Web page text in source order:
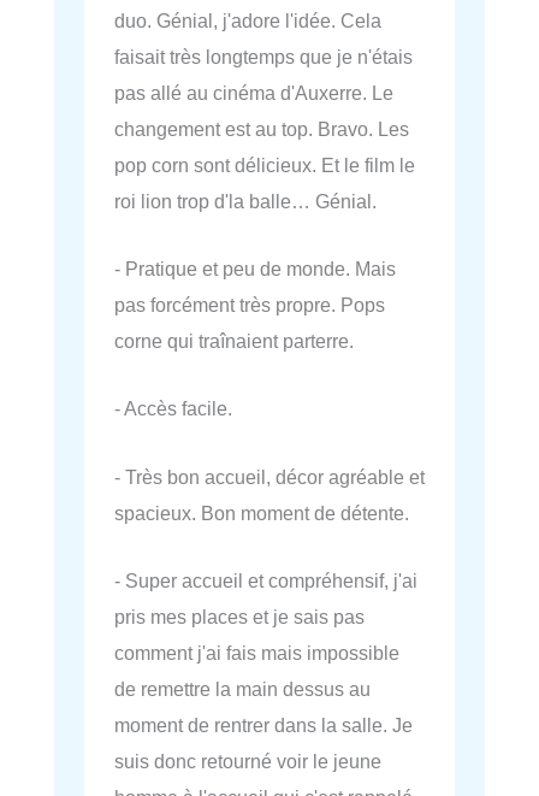
duo. Génial, j'adore l'idée. Cela
faisait très longtemps que je n'étais
pas allé au cinéma d'Auxerre. Le
changement est au top. Bravo. Les
pop corn sont délicieux. Et le film le
roi lion trop d'la balle… Génial.
- Pratique et peu de monde. Mais
pas forcément très propre. Pops
corne qui traînaient parterre.
- Accès facile.
- Très bon accueil, décor agréable et
spacieux. Bon moment de détente.
- Super accueil et compréhensif, j'ai
pris mes places et je sais pas
comment j'ai fais mais impossible
de remettre la main dessus au
moment de rentrer dans la salle. Je
suis donc retourné voir le jeune